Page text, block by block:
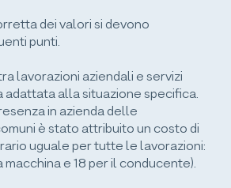
dei valori si devono
punti.
lavorazioni aziendali e servizi
adattata alla situazione specifica.
in azienda delle
è stato attribuito un costo di
uguale per tutte le lavorazioni:
macchina e 18 per il conducente).